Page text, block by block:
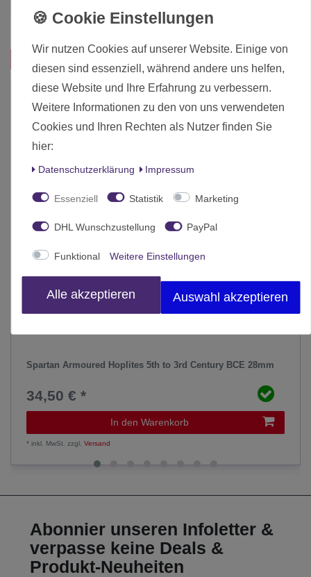
Inhalt 1 Stück
Spartan Armoured Hoplites 5th to 3rd Century BCE 28mm
34,50 € *
In den Warenkorb
*inkl. MwSt. zzgl.Versand
Abonnier unseren Infoletter &
verpasse keine Deals &
Produkt-Neuheiten
Wir nutzen Cookies auf unserer Website. Einige von
diesen sind essenziell, während andere uns helfen,
diese Website und Ihre Erfahrung zu verbessern.
Weitere Informationen zu den von uns verwendeten
Cookies und Ihren Rechten als Nutzer finden Sie
hier:
Daten­schutz­erklärung Impressum
Essenziell Statistik Marketing
DHL Wunschzustellung PayPal
Funktional Weitere Einstellungen
Alle akzeptieren Auswahl akzeptieren